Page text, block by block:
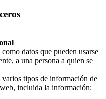
datos que pueden usarse
a una persona a quien se
varios tipos de información de
incluida la información: